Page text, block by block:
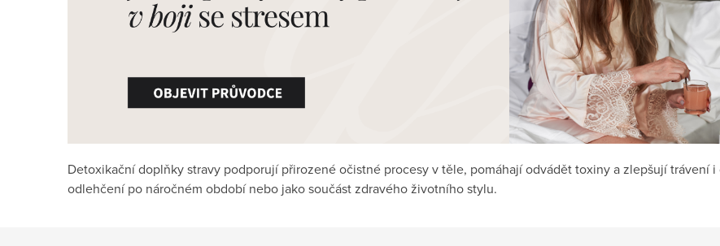
Detoxikační doplňky stravy podporují přirozené očistné procesy v těle, pomáhají odvádět toxiny a zlepšují trávení
odlehčení po náročném období nebo jako součást zdravého životního stylu.